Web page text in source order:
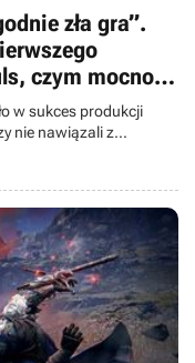
zła gra”.
czym mocno
w sukces produkcji
nie nawiązali z
pierwszego Dark